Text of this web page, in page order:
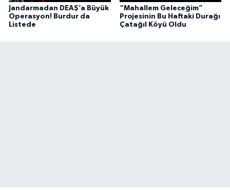
Jandarmadan DEAŞ’a Büyük
Operasyon! Burdur da
Listede
“Mahallem Geleceğim”
Projesinin Bu Haftaki Durağı
Çatağıl Köyü Oldu